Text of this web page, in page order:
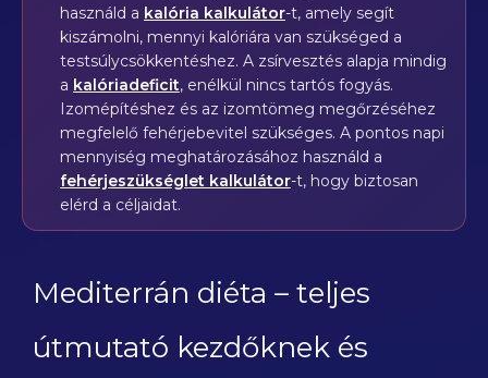
használd a kalória kalkulátor-t, amely segít
kiszámolni, mennyi kalóriára van szükséged a
testsúlycsökkentéshez. A zsírvesztés alapja mindig
a kalóriadeficit, enélkül nincs tartós fogyás.
Izomépítéshez és az izomtömeg megőrzéséhez
megfelelő fehérjebevitel szükséges. A pontos napi
mennyiség meghatározásához használd a
fehérjeszükséglet kalkulátor-t, hogy biztosan
elérd a céljaidat.
Mediterrán diéta – teljes
útmutató kezdőknek és